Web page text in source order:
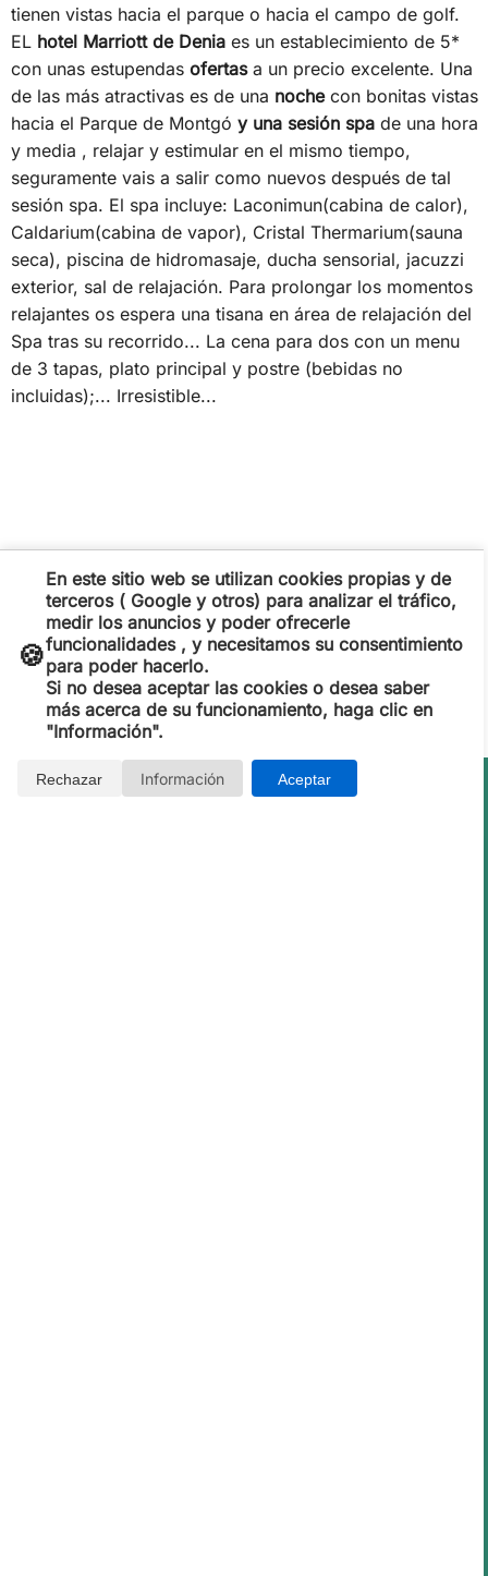
tienen vistas hacia el parque o hacia el campo de golf.
EL hotel Marriott de Deniaes un establecimiento de 5*
con unas estupendas ofertasa un precio excelente. Una
de las más atractivas es de una nochecon bonitas vistas
hacia el Parque de Montgó y una sesión spade una hora
y media , relajar y estimular en el mismo tiempo,
seguramente vais a salir como nuevos después de tal
sesión spa. El spa incluye: Laconimun(cabina de calor),
Caldarium(cabina de vapor), Cristal Thermarium(sauna
seca), piscina de hidromasaje, ducha sensorial, jacuzzi
exterior, sal de relajación. Para prolongar los momentos
relajantes os espera una tisana en área de relajación del
Spa tras su recorrido... La cena para dos con un menu
de 3 tapas, plato principal y postre (bebidas no
incluidas);... Irresistible...
Opiniones de Clientes
🍪
En este sitio web se utilizan cookies propias y de
terceros ( Google y otros) para analizar el tráfico,
medir los anuncios y poder ofrecerle
funcionalidades , y necesitamos su consentimiento
para poder hacerlo.
Si no desea aceptar las cookies o desea saber
más acerca de su funcionamiento, haga clic en
"Información".
Rechazar Información Aceptar